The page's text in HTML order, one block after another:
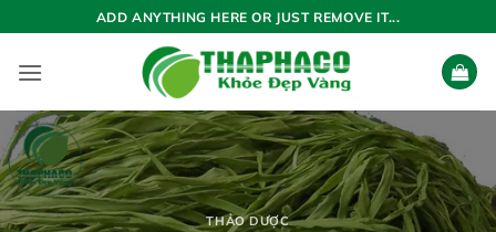
qua
nội
ADD ANYTHING HERE OR JUST REMOVE IT...
THẢO DƯỢC